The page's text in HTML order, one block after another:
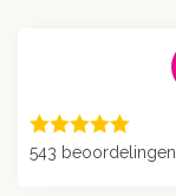
543 beoordelingen